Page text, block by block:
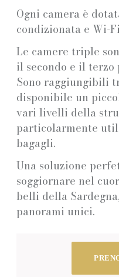
Ogni camera è
condizionata e Wi-
Le camere triple
il secondo e il
Sono raggiungibili
disponibile un
vari livelli della
particolarmente
bagagli.
Una soluzione
soggiornare nel
belli della
panorami unici.